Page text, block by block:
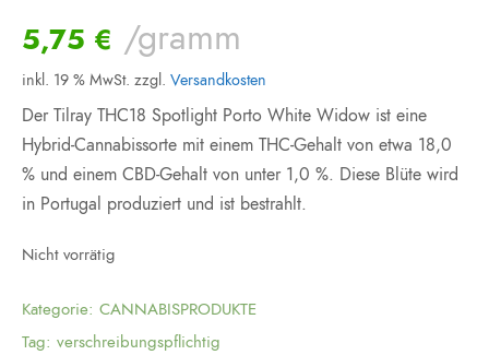
5,75 € /gramm
inkl. 19 % MwSt. zzgl. Versandkosten
Der Tilray THC18 Spotlight Porto White Widow ist eine
Hybrid-Cannabissorte mit einem THC-Gehalt von etwa 18,0
% und einem CBD-Gehalt von unter 1,0 %. Diese Blüte wird
in Portugal produziert und ist bestrahlt.
Nicht vorrätig
Kategorie: CANNABISPRODUKTE
Tag: verschreibungspflichtig